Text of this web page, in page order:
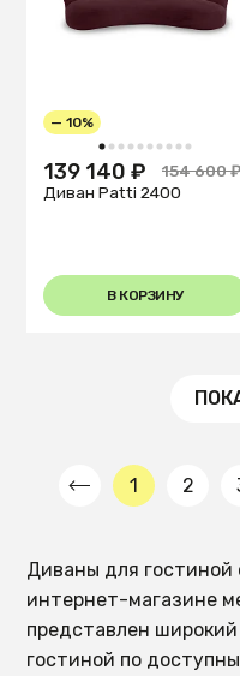
1 2 3 4 5 6 7 8 9 10
— 10%
139 140 ₽
154 600 ₽
Диван Patti 2400
В КОРЗИНУ
1 2
Диваны для гостиной
интернет-магазине
представлен
гостиной по